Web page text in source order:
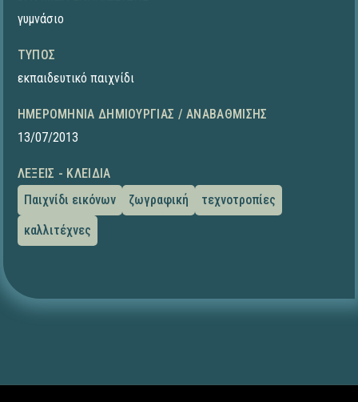
γυμνάσιο
ΤΎΠΟΣ
εκπαιδευτικό παιχνίδι
ΗΜΕΡΟΜΗΝΊΑ ΔΗΜΙΟΥΡΓΊΑΣ / ΑΝΑΒΆΘΜΙΣΗΣ
13/07/2013
ΛΈΞΕΙΣ - ΚΛΕΙΔΙΆ
Παιχνίδι εικόνων
ζωγραφική
τεχνοτροπίες
καλλιτέχνες